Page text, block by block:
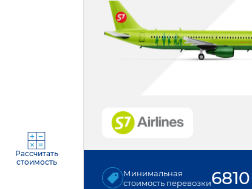
Рассчитать
стоимость
Минимальная
стоимость перевозки6810